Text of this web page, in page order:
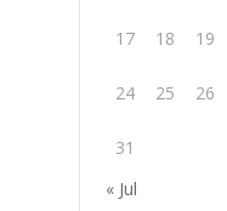
17 18 19
24 25 26
31
« Jul